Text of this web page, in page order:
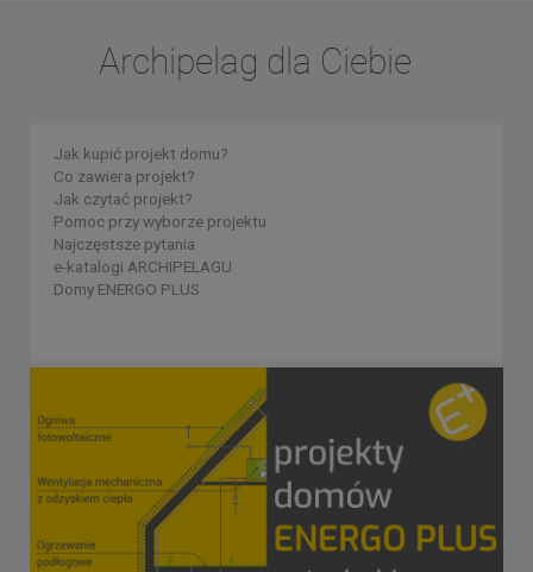
Archipelag dla Ciebie
Jak kupić projekt domu?
Co zawiera projekt?
Jak czytać projekt?
Pomoc przy wyborze projektu
Najczęstsze pytania
e-katalogi ARCHIPELAGU
Domy ENERGO PLUS